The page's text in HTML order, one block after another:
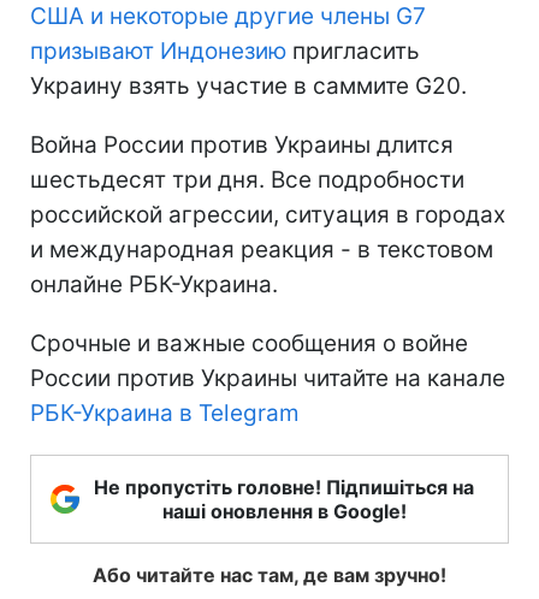
США и некоторые другие члены G7
призывают Индонезию пригласить
Украину взять участие в саммите G20.
Война России против Украины длится
шестьдесят три дня. Все подробности
российской агрессии, ситуация в городах
и международная реакция - в текстовом
онлайне РБК-Украина.
Срочные и важные сообщения о войне
России против Украины читайте на канале
РБК-Украина в Telegram
Не пропустіть головне! Підпишіться на
наші оновлення в Google!
Або читайте нас там, де вам зручно!